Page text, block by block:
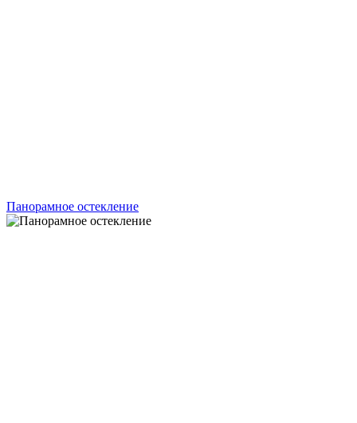
Панорамное остекление